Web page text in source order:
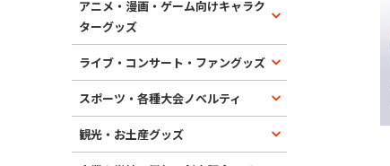
アニメ・漫画・ゲーム向けキャラク
ターグッズ
ライブ・コンサート・ファングッズ
スポーツ・各種大会ノベルティ
観光・お土産グッズ